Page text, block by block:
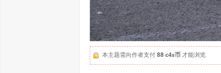
本主题需向作者支付88 c4s币才能浏览